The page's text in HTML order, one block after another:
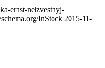
ernst-neizvestnyj-
InStock 2015-11-